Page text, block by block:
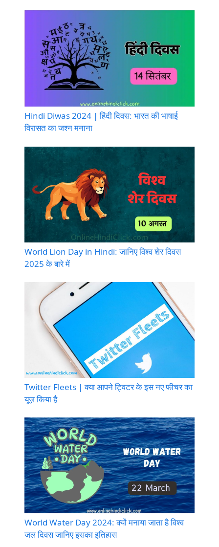
Hindi Diwas 2024 | हिंदी दिवस: भारत की भाषाई
विरासत का जश्न मनाना
World Lion Day in Hindi: जानिए विश्व शेर दिवस
2025 के बारे में
Twitter Fleets | क्या आपने ट्विटर के इस नए फीचर का
यूज़ किया है
World Water Day 2024: क्यों मनाया जाता है विश्व
जल दिवस जानिए इसका इतिहास